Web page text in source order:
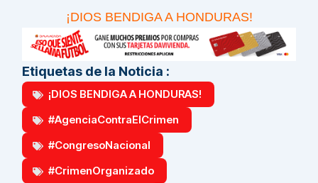
¡DIOS BENDIGA A HONDURAS!
Etiquetas de la Noticia :
¡DIOS BENDIGA A HONDURAS!
#AgenciaContraElCrimen
#CongresoNacional
#CrimenOrganizado